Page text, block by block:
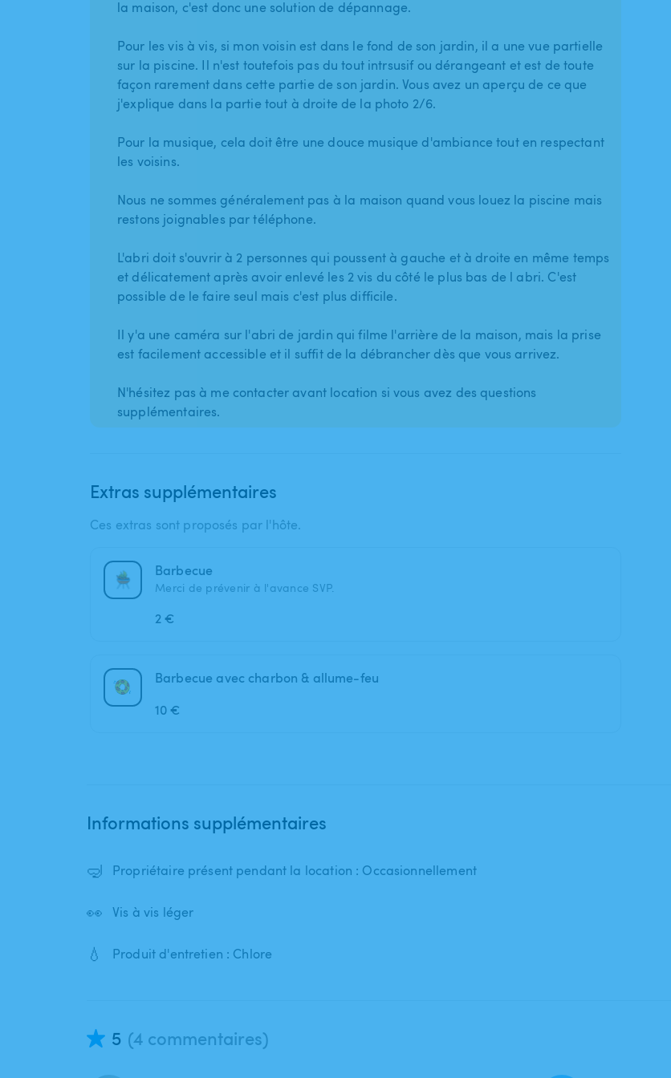
la maison, c'est donc une solution de dépannage.
Pour les vis à vis, si mon voisin est dans le fond de son jardin, il a une vue partielle
sur la piscine. Il n'est toutefois pas du tout intrsusif ou dérangeant et est de toute
façon rarement dans cette partie de son jardin. Vous avez un aperçu de ce que
j'explique dans la partie tout à droite de la photo 2/6.
Pour la musique, cela doit être une douce musique d'ambiance tout en respectant
les voisins.
Nous ne sommes généralement pas à la maison quand vous louez la piscine mais
restons joignables par téléphone.
L'abri doit s'ouvrir à 2 personnes qui poussent à gauche et à droite en même temps
et délicatement après avoir enlevé les 2 vis du côté le plus bas de l abri. C'est
possible de le faire seul mais c'est plus difficile.
Il y'a une caméra sur l'abri de jardin qui filme l'arrière de la maison, mais la prise
est facilement accessible et il suffit de la débrancher dès que vous arrivez.
N'hésitez pas à me contacter avant location si vous avez des questions
supplémentaires.
Extras supplémentaires
Ces extras sont proposés par l'hôte.
Barbecue
Merci de prévenir à l'avance SVP.
2 €
Barbecue avec charbon & allume-feu
10 €
Informations supplémentaires
🤿 Propriétaire présent pendant la location : Occasionnellement
👀 Vis à vis léger
💧 Produit d'entretien : Chlore
5 (4 commentaires)